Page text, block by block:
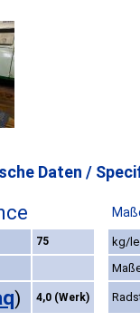
Daten /
75
kg/
) 4,0 (Werk)